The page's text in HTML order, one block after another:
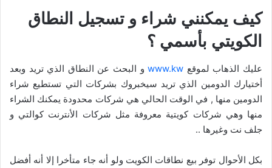
كيف يمكنني شراء و تسجيل النطاق
الكويتي بأسمي ؟
عليك الذهاب لموقع www.kwو البحث عن النطاق الذي تريد وبعد
أختيارك الدومين الذي تريد سيخبروك بشركات التي تستطيع شراء
الدومين منها , في الوقت الحالي هي شركات محدودة يمكنك الشراء
منها وهي شركات كويتية معروفة مثل شركات الأنترنت كوالتي و
جلف نت وغيرها ..
بكل الأحوال توفر بيع نطاقات الكويت ولو أنه جاء متأخرا إلا أنه أفضل